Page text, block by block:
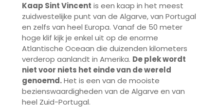
Kaap Sint Vincent is een kaap in het meest
zuidwestelijke punt van de Algarve, van Portugal
en zelfs van heel Europa. Vanaf de 50 meter
hoge klif kijk je enkel uit op de enorme
Atlantische Oceaan die duizenden kilometers
verderop aanlandt in Amerika. De plek wordt
niet voor niets het einde van de wereld
genoemd.Het is een van de mooiste
bezienswaardigheden van de Algarve en van
heel Zuid-Portugal.